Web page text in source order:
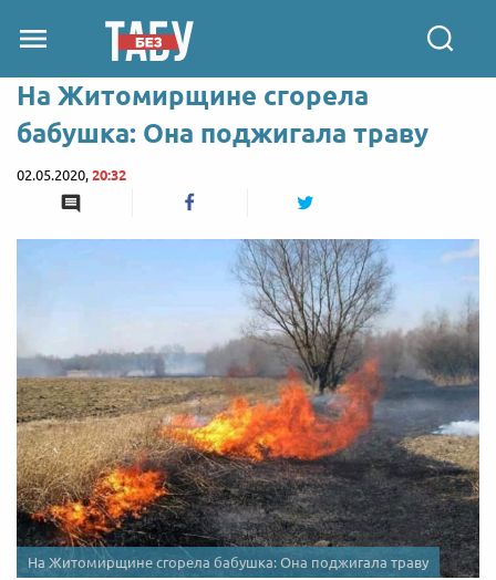
На Житомирщине сгорела
бабушка: Она поджигала траву
02.05.2020, 20:32
На Житомирщине сгорела бабушка: Она поджигала траву